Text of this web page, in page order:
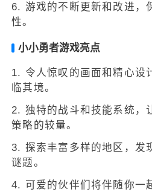
6. 游戏的不断更新和改进，
性。
小小勇者游戏亮点
1. 令人惊叹的画面和精心设
临其境。
2. 独特的战斗和技能系统，
策略的较量。
3. 探索丰富多样的地区，发
谜题。
4. 可爱的伙伴们将伴随你一